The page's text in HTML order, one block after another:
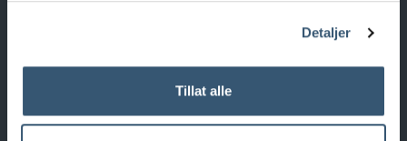
Detaljer
Tillat alle
Redaksjon og ansvarlig for websiden er
Beitostølen Utvikling SA.